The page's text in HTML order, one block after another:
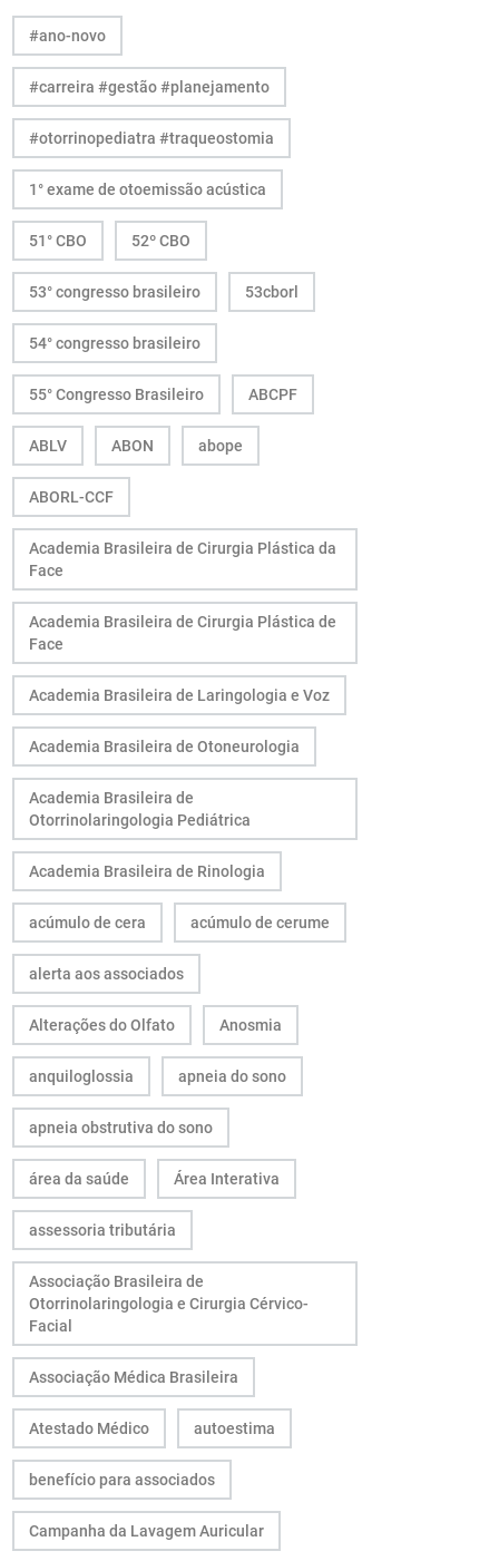
#ano-novo
#carreira #gestão #planejamento
#otorrinopediatra #traqueostomia
1° exame de otoemissão acústica
51° CBO 52º CBO
53° congresso brasileiro 53cborl
54° congresso brasileiro
55° Congresso Brasileiro ABCPF
ABLV ABON abope
ABORL-CCF
Academia Brasileira de Cirurgia Plástica da
Face
Academia Brasileira de Cirurgia Plástica de
Face
Academia Brasileira de Laringologia e Voz
Academia Brasileira de Otoneurologia
Academia Brasileira de
Otorrinolaringologia Pediátrica
Academia Brasileira de Rinologia
acúmulo de cera acúmulo de cerume
alerta aos associados
Alterações do Olfato Anosmia
anquiloglossia apneia do sono
apneia obstrutiva do sono
área da saúde Área Interativa
assessoria tributária
Associação Brasileira de
Otorrinolaringologia e Cirurgia Cérvico-
Facial
Associação Médica Brasileira
Atestado Médico autoestima
benefício para associados
Campanha da Lavagem Auricular